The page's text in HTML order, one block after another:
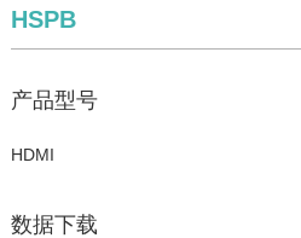
HSPB
产品型号
HDMI
数据下载